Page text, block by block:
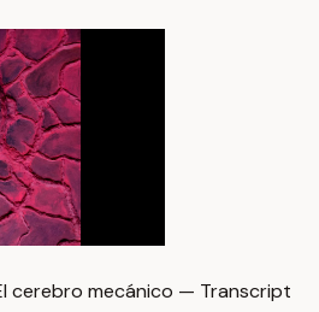
cerebro mecánico — Transcript